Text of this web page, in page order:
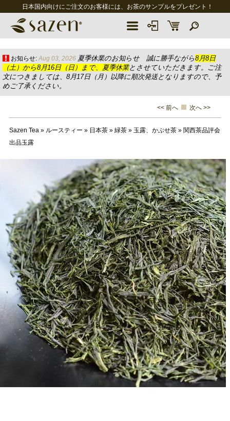
日本国内向けにご注文のお客様には、お茶のサンプルをプレゼント！
お知らせ: Aug 03, 2026 夏季休業のお知らせ 誠に勝手ながら8月8日
（土）から8月16日（日）まで、夏季休業とさせていただきます。ご注
文につきましては、8月17日（月）以降に順次発送となりますので、予
めご了承ください。
<< 前へ 次へ >>
Sazen Tea» ルースティー » 日本茶» 緑茶» 玉露、かぶせ茶» 関西茶品評会
出品玉露